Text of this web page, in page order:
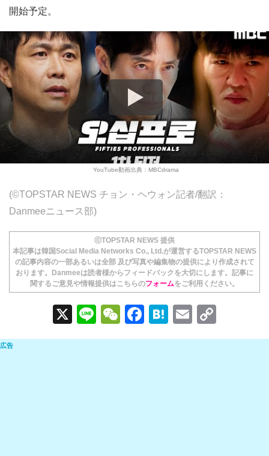
開始予定。
YouTube動画出典：MBCdrama
(©TOPSTAR NEWS チョン・ヘウォン記者/翻訳：
Danmeeニュース部)
ⓒTOPSTAR NEWS 提供
本記事は韓国Social Media Networks Co., Ltd.が運営するTOPSTAR NEWS
の記事内容の一部あるいは全部 及び写真や編集物の提供により作成されて
おります。Danmeeは読者様からフィードバックを大切にします。記事に
関するご意見や情報提供はこちらのフォームをご利用ください。
X
Li
n
W
e
F
a
H
at
E
m o